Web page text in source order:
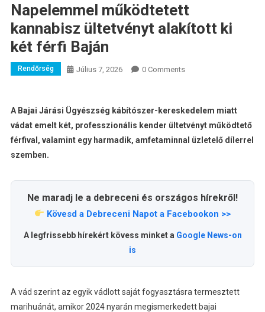
Napelemmel működtetett
kannabisz ültetvényt alakított ki
két férfi Baján
Rendőrség Július 7, 2026 0 Comments
A Bajai Járási Ügyészség kábítószer-kereskedelem miatt
vádat emelt két, professzionális kender ültetvényt működtető
férfival, valamint egy harmadik, amfetaminnal üzletelő dílerrel
szemben.
Ne maradj le a debreceni és országos hírekről!
Kövesd a Debreceni Napot a Facebookon >>
A legfrissebb hírekért kövess minket a Google News-on
is
A vád szerint az egyik vádlott saját fogyasztásra termesztett
marihuánát, amikor 2024 nyarán megismerkedett bajai